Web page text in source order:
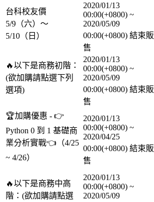
台科校友價
5/9（六）～
5/10（日）
2020/01/13
00:00(+0800) ~
2020/05/09
00:00(+0800) 結束販
售
🔥以下是商務初階：
(欲加購請點選下列
選項)
2020/01/13
00:00(+0800) ~
2020/05/09
00:00(+0800) 結束販
售
🏆加購優惠 - 👉
Python 0 到 1 基礎商
業分析實戰👈（4/25
~ 4/26）
2020/01/13
00:00(+0800) ~
2020/04/25
00:00(+0800) 結束販
售
🔥以下是商務中高
階：(欲加購請點選
2020/01/13
00:00(+0800) ~
2020/05/09